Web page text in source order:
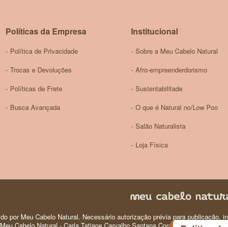
Políticas da Empresa
Política de Privacidade
Trocas e Devoluções
Políticas de Frete
Busca Avançada
Institucional
Sobre a Meu Cabelo Natural
Afro-empreenderdorismo
Sustentabilitade
O que é Natural no/Low Poo
Salão Naturalista
Loja Física
por Meu Cabelo Natural. Necessário autorização prévia para